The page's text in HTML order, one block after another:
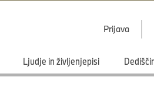
Prijava
Ljudje in življenjepisi